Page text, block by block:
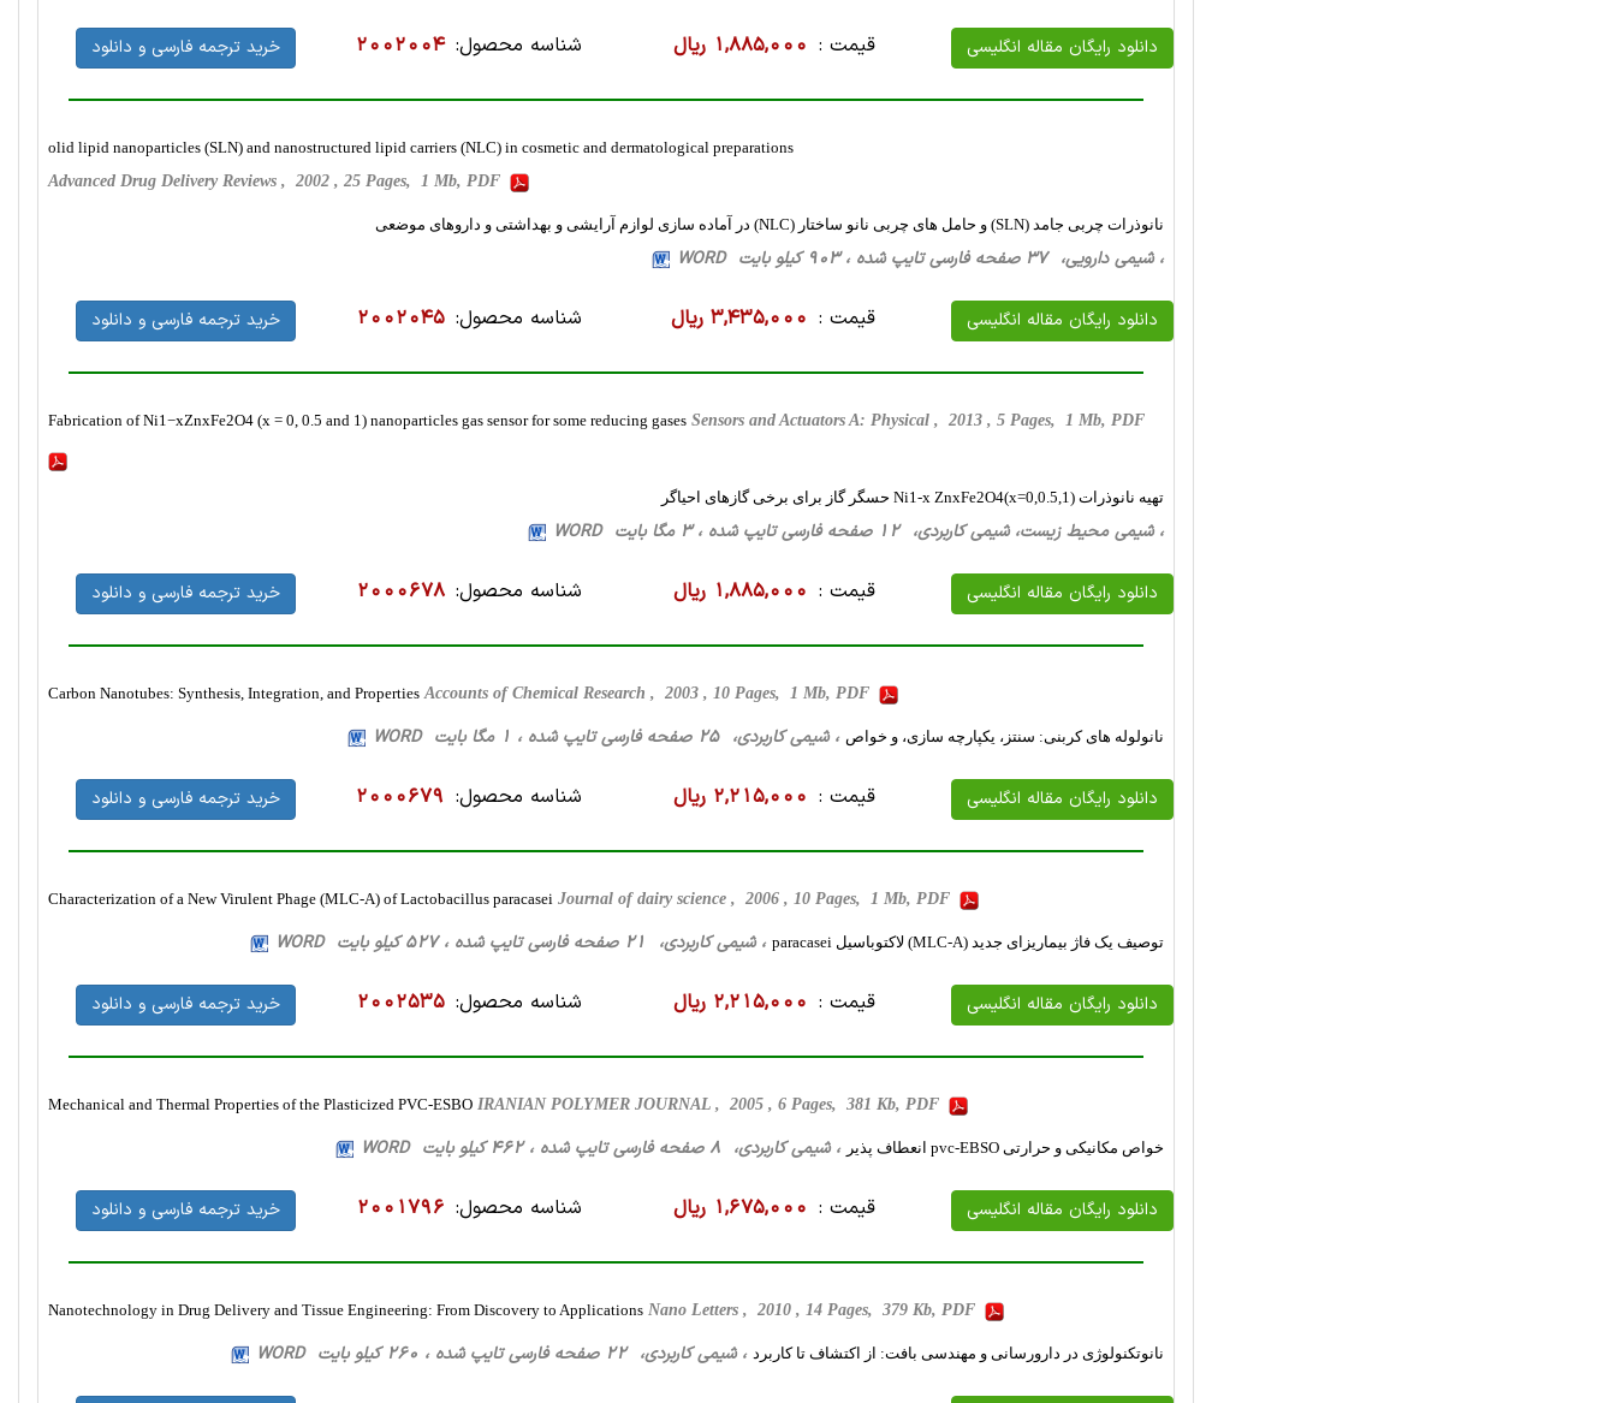
دانلود رایگان مقاله انگلیسی قیمت : 1,885,000 ریال شناسه محصول: 2002004 خرید ترجمه فارسی و دانلود
olid lipid nanoparticles (SLN) and nanostructured lipid carriers (NLC) in cosmetic and dermatological preparations
Advanced Drug Delivery Reviews , 2002 , 25 Pages, 1 Mb, PDF
نانوذرات چربی جامد (SLN) و حامل های چربی نانو ساختار (NLC) در آماده سازی لوازم آرایشی و بهداشتی و داروهای موضعی
، شیمی ‌دارویی، 37 صفحه فارسی تایپ شده ، 903 کیلو بایت WORD
دانلود رایگان مقاله انگلیسی قیمت : 3,435,000 ریال شناسه محصول: 2002045 خرید ترجمه فارسی و دانلود
Fabrication of Ni1−xZnxFe2O4 (x = 0, 0.5 and 1) nanoparticles gas sensor for some reducing gases Sensors and Actuators A: Physical , 2013 , 5 Pages, 1 Mb, PDF
تهیه نانوذرات Ni1-x ZnxFe2O4(x=0,0.5,1) حسگر گاز برای برخی گازهای احیاگر
، شیمی محیط زیست، شیمی کاربردی، 12 صفحه فارسی تایپ شده ، 3 مگا بایت WORD
دانلود رایگان مقاله انگلیسی قیمت : 1,885,000 ریال شناسه محصول: 2000678 خرید ترجمه فارسی و دانلود
Carbon Nanotubes: Synthesis, Integration, and Properties Accounts of Chemical Research , 2003 , 10 Pages, 1 Mb, PDF
نانولوله های کربنی: سنتز، یکپارچه سازی، و خواص ، شیمی کاربردی، 25 صفحه فارسی تایپ شده ، 1 مگا بایت WORD
دانلود رایگان مقاله انگلیسی قیمت : 2,215,000 ریال شناسه محصول: 2000679 خرید ترجمه فارسی و دانلود
Characterization of a New Virulent Phage (MLC-A) of Lactobacillus paracasei Journal of dairy science , 2006 , 10 Pages, 1 Mb, PDF
توصیف یک فاژ بیماریزای جدید (MLC-A) لاکتوباسیل paracasei ، شیمی کاربردی، 21 صفحه فارسی تایپ شده ، 527 کیلو بایت WORD
دانلود رایگان مقاله انگلیسی قیمت : 2,215,000 ریال شناسه محصول: 2002535 خرید ترجمه فارسی و دانلود
Mechanical and Thermal Properties of the Plasticized PVC-ESBO IRANIAN POLYMER JOURNAL , 2005 , 6 Pages, 381 Kb, PDF
خواص مکانیکی و حرارتی pvc-EBSO انعطاف پذیر ، شیمی کاربردی، 8 صفحه فارسی تایپ شده ، 462 کیلو بایت WORD
دانلود رایگان مقاله انگلیسی قیمت : 1,675,000 ریال شناسه محصول: 2001796 خرید ترجمه فارسی و دانلود
Nanotechnology in Drug Delivery and Tissue Engineering: From Discovery to Applications Nano Letters , 2010 , 14 Pages, 379 Kb, PDF
نانوتکنولوژی در دارورسانی و مهندسی بافت: از اکتشاف تا کاربرد ، شیمی کاربردی، 22 صفحه فارسی تایپ شده ، 260 کیلو بایت WORD